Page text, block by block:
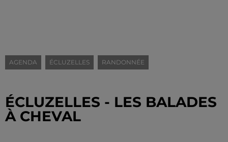
AGENDA ÉCLUZELLES RANDONNÉE
ÉCLUZELLES - LES BALADES
À CHEVAL